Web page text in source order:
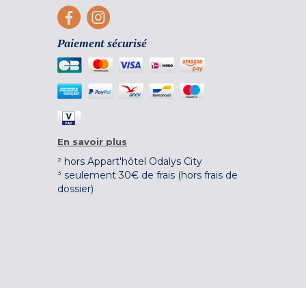
Paiement sécurisé
En savoir plus
² hors Appart'hôtel Odalys City
³ seulement 30€ de frais (hors frais de
dossier)